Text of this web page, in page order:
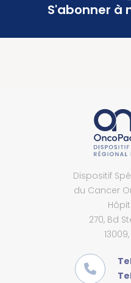
S'abonner à
Dispositif
du Cancer
270, Bd